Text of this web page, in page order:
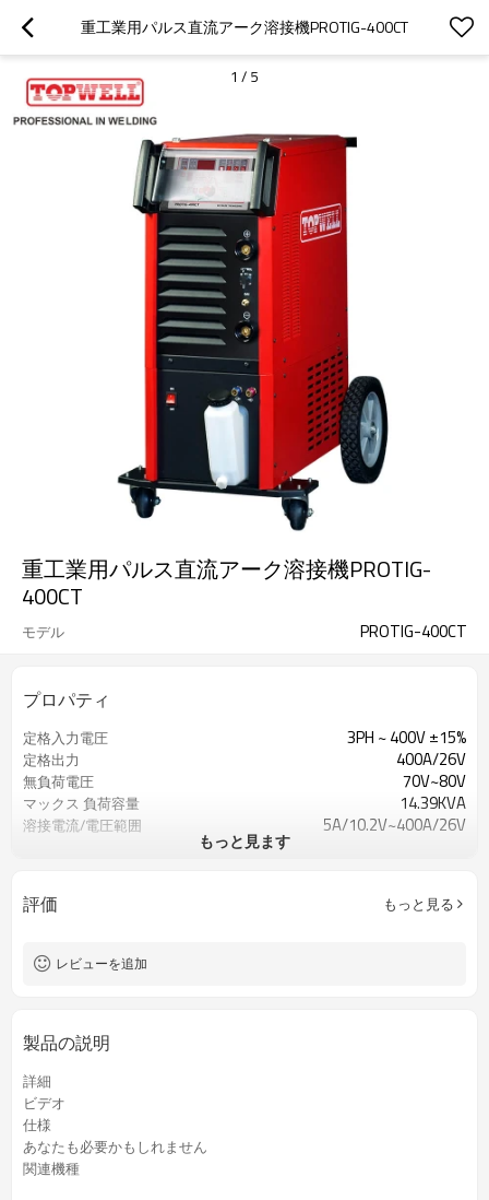
重工業用パルス直流アーク溶接機PROTIG-400CT
1 / 5
重工業用パルス直流アーク溶接機PROTIG-
400CT
モデル PROTIG-400CT
プロパティ
定格入力電圧 3PH ~ 400V ±15%
定格出力 400A/26V
無負荷電圧 70V~80V
マックス 負荷容量 14.39KVA
溶接電流/電圧範囲 5A/10.2V~400A/26V
保証
ディメンション 960X420X900mm
もっと見ます
評価 もっと見る
レビューを追加
製品の説明
詳細
ビデオ
仕様
あなたも必要かもしれません
関連機種